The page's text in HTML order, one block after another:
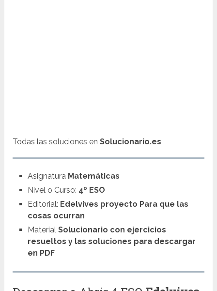
Todas las soluciones enSolucionario.es
Asignatura Matemáticas
Nivel o Curso: 4º ESO
Editorial: Edelvives proyecto Para que las
cosas ocurran
Material Solucionario con ejercicios
resueltos y las soluciones para descargar
en PDF